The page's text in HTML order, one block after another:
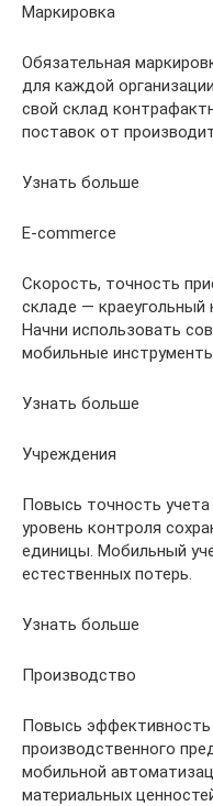
Маркировка
Обязательная
для каждой
свой склад
поставок от
Узнать больше
E-commerce
Скорость, точность
складе — краеугольный
Начни использовать
мобильные
Узнать больше
Учреждения
Повысь точность
уровень контроля
единицы. Мобильный
естественных потерь.
Узнать больше
Производство
Повысь эффективность
производственного
мобильной
материальных